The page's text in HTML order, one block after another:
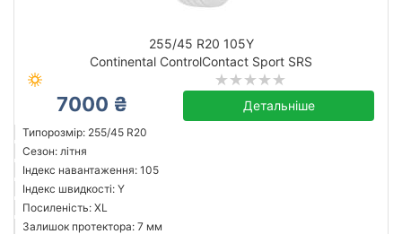
255/45 R20 105Y
Continental ControlContact Sport SRS
7000 ₴ Детальніше
Типорозмір: 255/45 R20
Сезон: літня
Індекс навантаження: 105
Індекс швидкості: Y
Посиленість: XL
Залишок протектора: 7 мм